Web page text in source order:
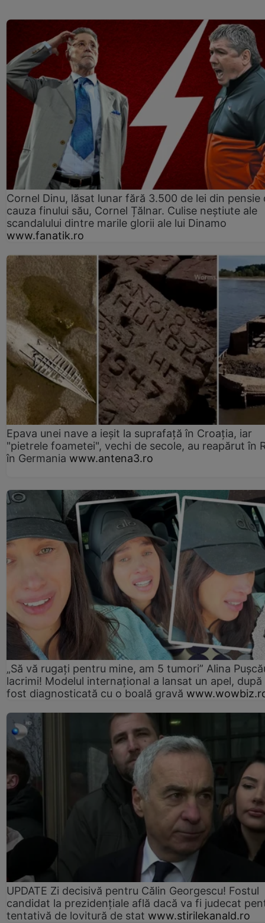
Cornel Dinu, lăsat lunar fără 3.500 de lei din pensie
cauza finului său, Cornel Țălnar. Culise neștiute ale
scandalului dintre marile glorii ale lui Dinamo
www.fanatik.ro
Epava unei nave a ieșit la suprafață în Croația, iar
"pietrele foametei", vechi de secole, au reapărut în
în Germania www.antena3.ro
„Să vă rugați pentru mine, am 5 tumori” Alina
lacrimi! Modelul internațional a lansat un apel, după
fost diagnosticată cu o boală gravă
UPDATE Zi decisivă pentru Călin Georgescu! Fostul
candidat la prezidențiale află dacă va fi judecat
tentativă de lovitură de stat www.stirilekanald.ro